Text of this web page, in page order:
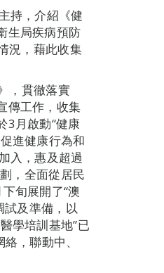
持，介紹《健
生局疾病預防
況，藉此收集
，貫徹落實
傳工作，收集
3月啟動“健康
進健康行為和
入，惠及超過
，全面從居民
旬展開了“澳
及準備，以
學培訓基地”已
，聯動中、